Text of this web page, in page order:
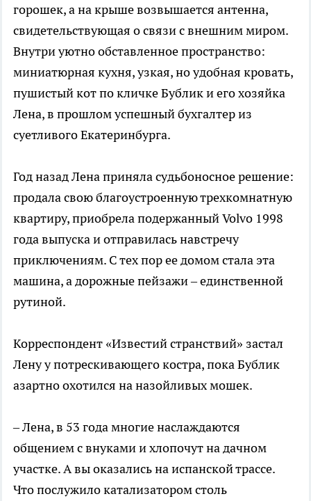
горошек, а на крыше возвышается антенна,
свидетельствующая о связи с внешним миром.
Внутри уютно обставленное пространство:
миниатюрная кухня, узкая, но удобная кровать,
пушистый кот по кличке Бублик и его хозяйка
Лена, в прошлом успешный бухгалтер из
суетливого Екатеринбурга.
Год назад Лена приняла судьбоносное решение:
продала свою благоустроенную трехкомнатную
квартиру, приобрела подержанный Volvo 1998
года выпуска и отправилась навстречу
приключениям. С тех пор ее домом стала эта
машина, а дорожные пейзажи – единственной
рутиной.
Корреспондент «Известий странствий» застал
Лену у потрескивающего костра, пока Бублик
азартно охотился на назойливых мошек.
– Лена, в 53 года многие наслаждаются
общением с внуками и хлопочут на дачном
участке. А вы оказались на испанской трассе.
Что послужило катализатором столь